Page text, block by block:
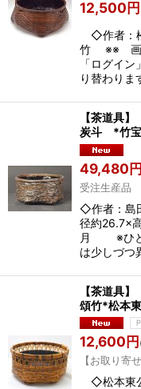
12,500円
◇作者
竹 ※※ 画面
「ログイ
り替わり
【茶道具
炭斗 *竹
49,480円
受注生産品
◇作者
径約26.7×
月 ※ひと
は少しづつ
【茶道具
頌竹*松本
12,600円
【お取り寄せ
◇松本